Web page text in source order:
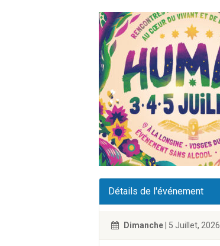
Détails de l'événement
Dimanche | 5 Juillet, 2026